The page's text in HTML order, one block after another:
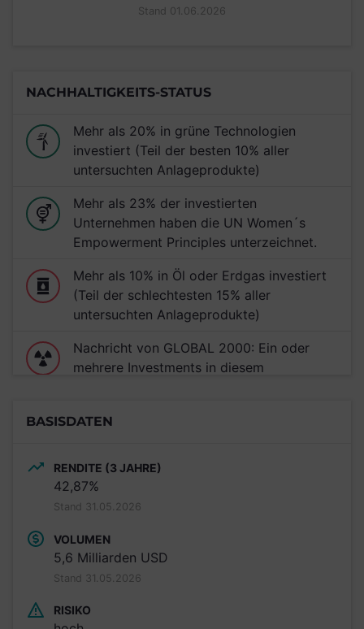
Stand 01.06.2026
NACHHALTIGKEITS-STATUS
Mehr als 20% in grüne Technologien
investiert (Teil der besten 10% aller
untersuchten Anlageprodukte)
Mehr als 23% der investierten
Unternehmen haben die UN Women´s
Empowerment Principles unterzeichnet.
Mehr als 10% in Öl oder Erdgas investiert
(Teil der schlechtesten 15% aller
untersuchten Anlageprodukte)
Nachricht von GLOBAL 2000: Ein oder
mehrere Investments in diesem
BASISDATEN
RENDITE (3 JAHRE)
42,87%
Stand 31.05.2026
VOLUMEN
5,6 Milliarden USD
Stand 31.05.2026
RISIKO